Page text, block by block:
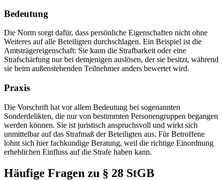
Bedeutung
Die Norm sorgt dafür, dass persönliche Eigenschaften nicht ohne
Weiteres auf alle Beteiligten durchschlagen. Ein Beispiel ist die
Amtsträgereigenschaft: Sie kann die Strafbarkeit oder eine
Strafschärfung nur bei demjenigen auslösen, der sie besitzt, während
sie beim außenstehenden Teilnehmer anders bewertet wird.
Praxis
Die Vorschrift hat vor allem Bedeutung bei sogenannten
Sonderdelikten, die nur von bestimmten Personengruppen begangen
werden können. Sie ist juristisch anspruchsvoll und wirkt sich
unmittelbar auf das Strafmaß der Beteiligten aus. Für Betroffene
lohnt sich hier fachkundige Beratung, weil die richtige Einordnung
erheblichen Einfluss auf die Strafe haben kann.
Häufige Fragen zu § 28 StGB